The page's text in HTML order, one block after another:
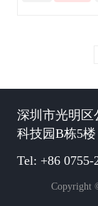
深圳市光明区
科技园B栋5楼
Tel: +86 0755-
Copyright